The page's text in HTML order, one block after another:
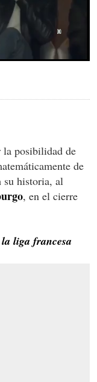
X
la posibilidad de
de
su historia, al
, en el cierre
liga francesa